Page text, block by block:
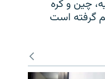
چین و کره
گرفته است